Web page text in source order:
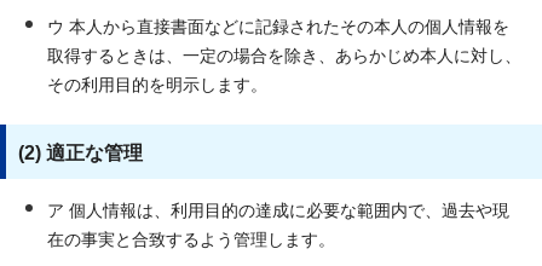
ウ 本人から直接書面などに記録されたその本人の個人情報を
取得するときは、一定の場合を除き、あらかじめ本人に対し、
その利用目的を明示します。
(2) 適正な管理
ア 個人情報は、利用目的の達成に必要な範囲内で、過去や現
在の事実と合致するよう管理します。